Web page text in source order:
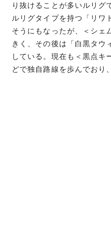
り抜けることが多いルリグ
ルリグタイプを持つ「リワ
そうにもなったが、＜シェ
きく、その後は「白黒タウ
している。現在も＜黒点キ
どで独自路線を歩んでおり